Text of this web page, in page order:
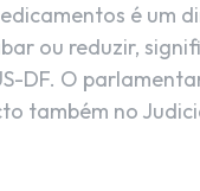
é um
ou reduzir,
DF. O
também no